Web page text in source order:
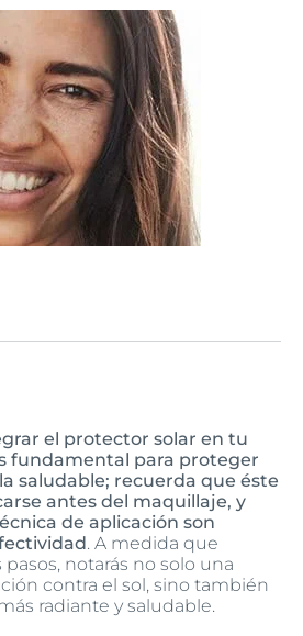
el protector solar en tu
fundamental para proteger
saludable; recuerda que éste
antes del maquillaje, y
de aplicación son
. A medida que
notarás no solo una
contra el sol, sino también
radiante y saludable.